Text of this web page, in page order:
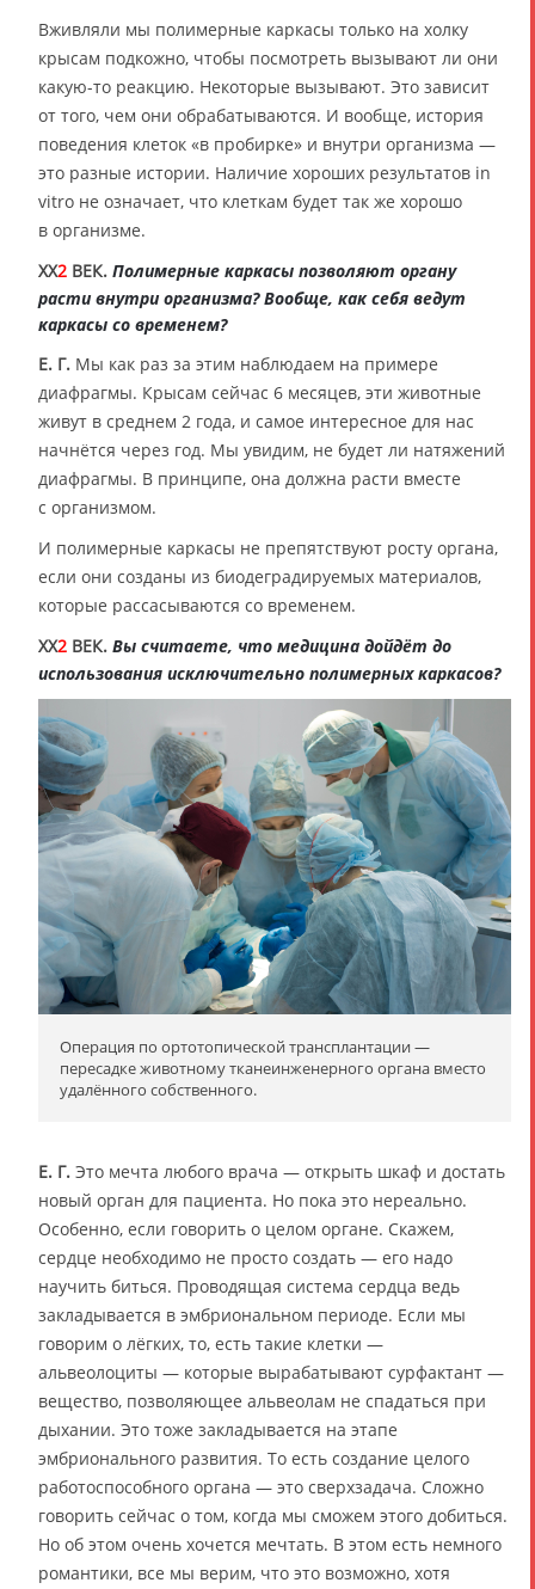
Вживляли мы полимерные каркасы только на холку
крысам подкожно, чтобы посмотреть вызывают ли они
какую-то реакцию. Некоторые вызывают. Это зависит
от того, чем они обрабатываются. И вообще, история
поведения клеток «в пробирке» и внутри организма —
это разные истории. Наличие хороших результатов in
vitro не означает, что клеткам будет так же хорошо
в организме.
XX2 ВЕК. Полимерные каркасы позволяют органу
расти внутри организма? Вообще, как себя ведут
каркасы со временем?
Е. Г. Мы как раз за этим наблюдаем на примере
диафрагмы. Крысам сейчас 6 месяцев, эти животные
живут в среднем 2 года, и самое интересное для нас
начнётся через год. Мы увидим, не будет ли натяжений
диафрагмы. В принципе, она должна расти вместе
с организмом.
И полимерные каркасы не препятствуют росту органа,
если они созданы из биодеградируемых материалов,
которые рассасываются со временем.
XX2 ВЕК. Вы считаете, что медицина дойдёт до
использования исключительно полимерных каркасов?
Операция по ортотопической трансплантации —
пересадке животному тканеинженерного органа вместо
удалённого собственного.
Е. Г. Это мечта любого врача — открыть шкаф и достать
новый орган для пациента. Но пока это нереально.
Особенно, если говорить о целом органе. Скажем,
сердце необходимо не просто создать — его надо
научить биться. Проводящая система сердца ведь
закладывается в эмбриональном периоде. Если мы
говорим о лёгких, то, есть такие клетки —
альвеолоциты — которые вырабатывают сурфактант —
вещество, позволяющее альвеолам не спадаться при
дыхании. Это тоже закладывается на этапе
эмбрионального развития. То есть создание целого
работоспособного органа — это сверхзадача. Сложно
говорить сейчас о том, когда мы сможем этого добиться.
Но об этом очень хочется мечтать. В этом есть немного
романтики, все мы верим, что это возможно, хотя